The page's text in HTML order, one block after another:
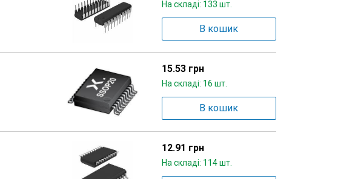
На складі: 133 шт.
В кошик
15.53 грн
На складі: 16 шт.
В кошик
12.91 грн
На складі: 114 шт.